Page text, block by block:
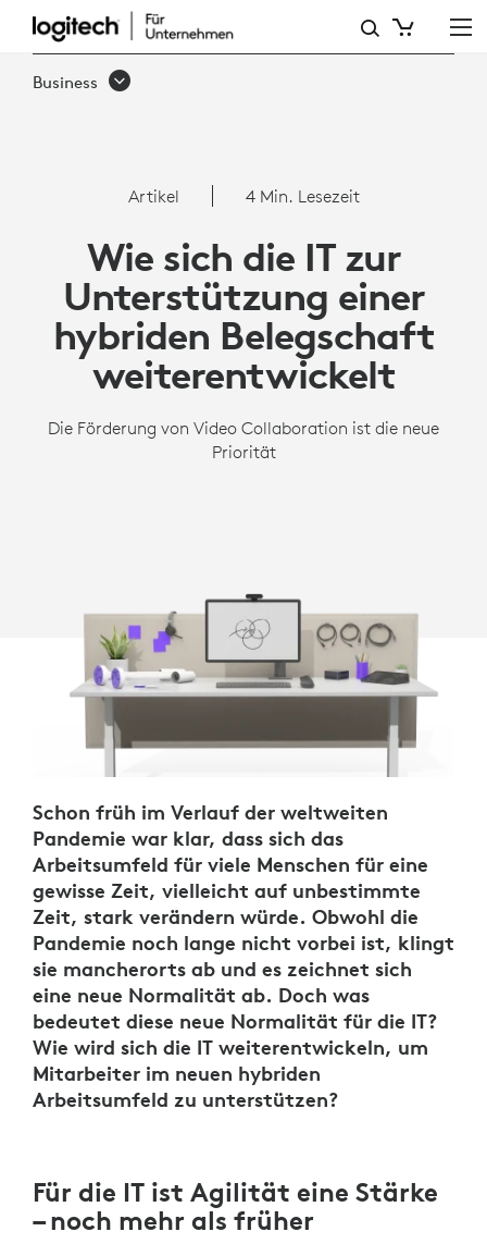
WIE
SICH
UNTERSTÜTZUNG
EINER
HYBRIDEN
BELEGSCHAFT
WEITERENTWICKELT
Business
Artikel 4 Min. Lesezeit
Wie sich die IT zur
Unterstützung einer
hybriden Belegschaft
weiterentwickelt
Die Förderung von Video Collaboration ist die neue
Priorität
Schon früh im Verlauf der weltweiten
Pandemie war klar, dass sich das
Arbeitsumfeld für viele Menschen für eine
gewisse Zeit, vielleicht auf unbestimmte
Zeit, stark verändern würde. Obwohl die
Pandemie noch lange nicht vorbei ist, klingt
sie mancherorts ab und es zeichnet sich
eine neue Normalität ab. Doch was
bedeutet diese neue Normalität für die IT?
Wie wird sich die IT weiterentwickeln, um
Mitarbeiter im neuen hybriden
Arbeitsumfeld zu unterstützen?
Für die IT ist Agilität eine Stärke
– noch mehr als früher